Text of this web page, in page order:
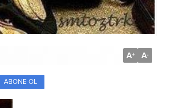
A+ A-
ABONE OL